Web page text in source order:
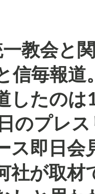
一教会と
信毎報道
したのは
のプレ
ス即日会
社が取材